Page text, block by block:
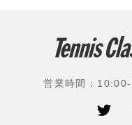
使用選手：ジョン・イ
ドゥハル(スペイン)、
白石光(早稲田大)、阿
営業時間：